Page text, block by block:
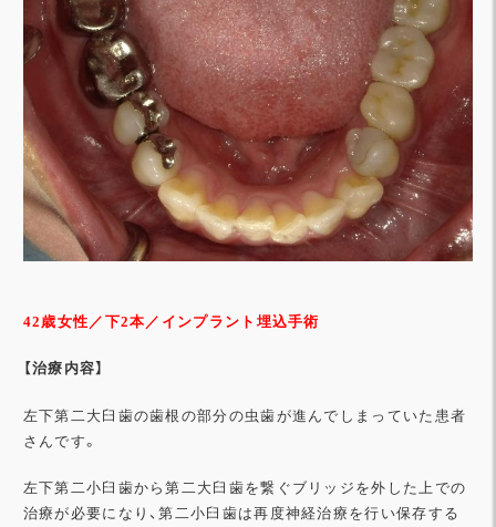
42歳女性 ／下2本／インプラント埋込手術
【治療内容】
左下第二大臼歯の歯根の部分の虫歯が進んでしまっていた患者
さんです。
左下第二小臼歯から第二大臼歯を繋ぐブリッジを外した上での
治療が必要になり、第二小臼歯は再度神経治療を行い保存する